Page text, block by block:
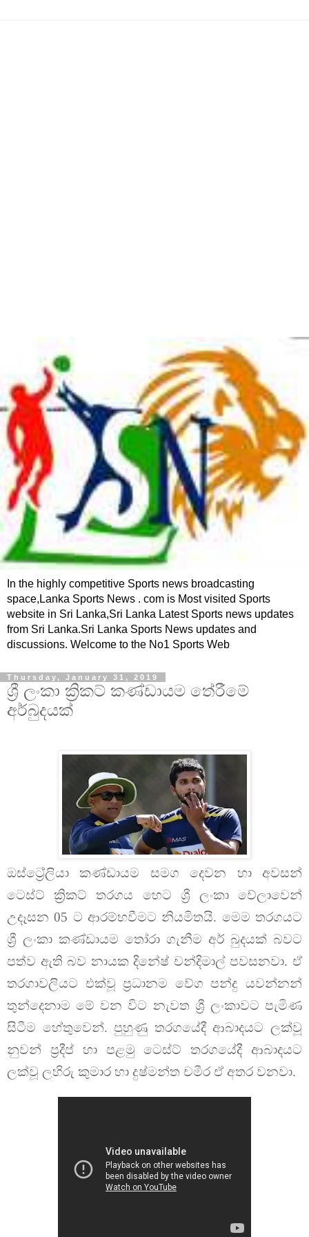
In the highly competitive Sports news broadcasting
space,Lanka Sports News . com is Most visited Sports
website in Sri Lanka,Sri Lanka Latest Sports news updates
from Sri Lanka.Sri Lanka Sports News updates and
discussions. Welcome to the No1 Sports Web
Thursday, January 31, 2019
ශ්‍රී ලංකා ක්‍රිකට් කණ්ඩායම තේරීමේ
අර්බුදයක්
ඔස්ට්‍රේලියා කණ්ඩායම සමග දෙවන හා අවසන්
ටෙස්ට් ක්‍රිකට් තරගය හෙට ශ්‍රී ලංකා වේලාවෙන්
උදෑසන 05 ට ආරම්භවීමට නියමිතයි. මෙම තරගයට
ශ්‍රී ලංකා කණ්ඩායම තෝරා ගැනීම අර් බුදයක් බවට
පත්ව ඇති බව නායක දිනේෂ් චන්දිමාල් පවසනවා. ඒ
තරගාවලියට එක්වූ ප්‍රධානම වේග පන්දු යවන්නන්
තුන්දෙනාම මේ වන විට නැවත ශ්‍රී ලංකාවට පැමිණ
සිටීම හේතුවෙන්. පුහුණු තරගයේදී ආබාදයට ලක්වූ
නුවන් ප්‍රදීප් හා පළමු ටෙස්ට් තරගයේදී ආබාදයට
ලක්වූ ලහිරු කුමාර හා දුෂ්මන්ත චමීර ඒ අතර වනවා.